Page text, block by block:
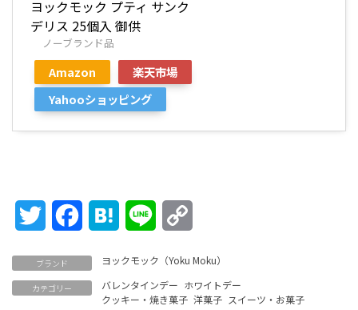
ヨックモック プティ サンク
デリス 25個入 御供
ノーブランド品
Amazon
楽天市場
Yahooショッピング
Twitter FacebookHatena Line
ブランド ヨックモック（Yoku Moku）
カテゴリー バレンタインデー ホワイトデー
クッキー・焼き菓子 洋菓子 スイーツ・お菓子